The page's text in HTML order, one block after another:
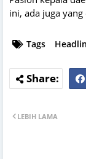
ini, ada juga
Tags
LEBIH LAMA